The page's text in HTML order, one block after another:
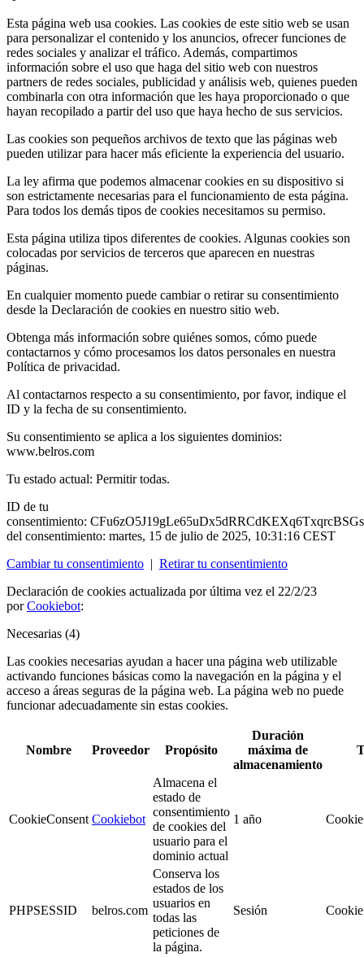
Esta página web usa cookies. Las cookies de este sitio web se usan
para personalizar el contenido y los anuncios, ofrecer funciones de
redes sociales y analizar el tráfico. Además, compartimos
información sobre el uso que haga del sitio web con nuestros
partners de redes sociales, publicidad y análisis web, quienes pueden
combinarla con otra información que les haya proporcionado o que
hayan recopilado a partir del uso que haya hecho de sus servicios.
Las cookies son pequeños archivos de texto que las páginas web
pueden utilizar para hacer más eficiente la experiencia del usuario.
La ley afirma que podemos almacenar cookies en su dispositivo si
son estrictamente necesarias para el funcionamiento de esta página.
Para todos los demás tipos de cookies necesitamos su permiso.
Esta página utiliza tipos diferentes de cookies. Algunas cookies son
colocadas por servicios de terceros que aparecen en nuestras
páginas.
En cualquier momento puede cambiar o retirar su consentimiento
desde la Declaración de cookies en nuestro sitio web.
Obtenga más información sobre quiénes somos, cómo puede
contactarnos y cómo procesamos los datos personales en nuestra
Política de privacidad.
Al contactarnos respecto a su consentimiento, por favor, indique el
ID y la fecha de su consentimiento.
Su consentimiento se aplica a los siguientes dominios:
www.belros.com
Tu estado actual: Permitir todas.
ID de tu
consentimiento:
del consentimiento: martes, 15 de julio de 2025, 10:31:16 CEST
Cambiar tu consentimiento
Retirar tu consentimiento
Declaración de cookies actualizada por última vez el 22/2/23
porCookiebot:
Necesarias (4)
Las cookies necesarias ayudan a hacer una página web utilizable
activando funciones básicas como la navegación en la página y el
acceso a áreas seguras de la página web. La página web no puede
funcionar adecuadamente sin estas cookies.
Nombre Proveedor Propósito
Duración
máxima de
almacenamiento
CookieConsent Cookiebot
Almacena el
estado de
consentimiento
de cookies del
usuario para el
dominio actual
1 año
PHPSESSID belros.com
Conserva los
estados de los
usuarios en
todas las
peticiones de
la página.
Sesión